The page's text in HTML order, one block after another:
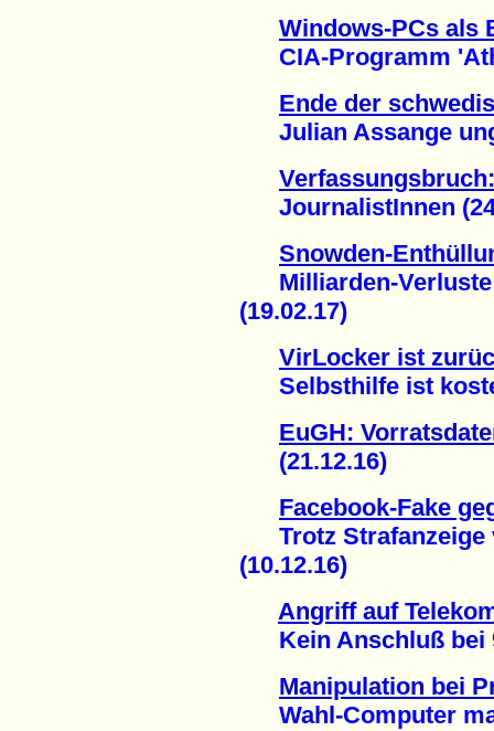
Windows-PCs als
CIA-Programm
Ende der
Julian Assange
JournalistInnen
Snowden-
Milliarden-Verluste
(19.02.17)
VirLocker ist
Selbsthilfe ist
EuGH:
(21.12.16)
Facebook-Fake
Trotz Strafanzeige
(10.12.16)
Angriff auf
Kein Anschluß bei
Manipulation bei
Wahl-Computer